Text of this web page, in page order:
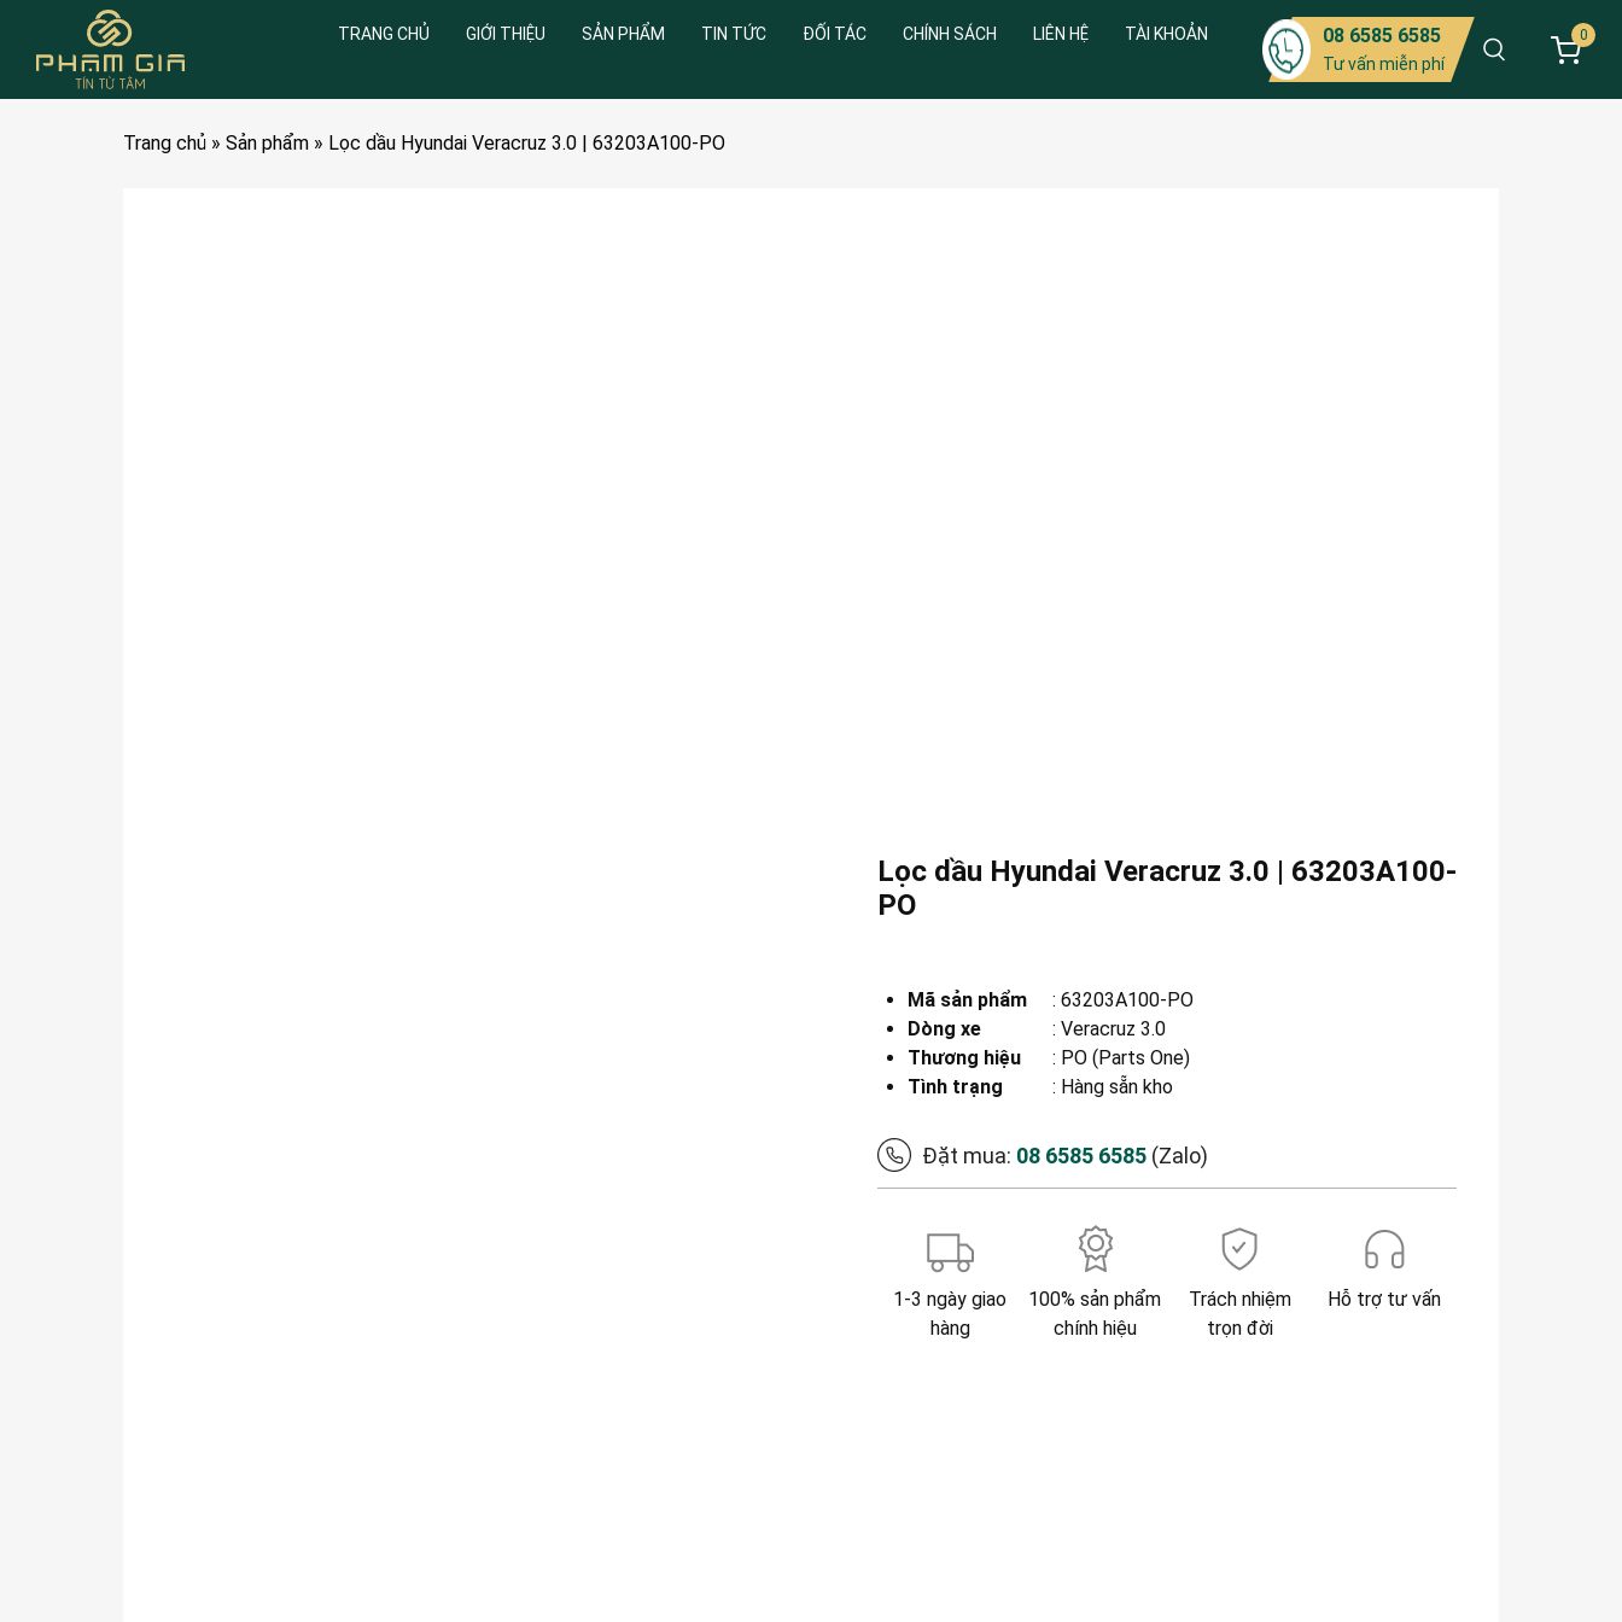
TRANG CHỦ GIỚI THIỆU SẢN PHẨM TIN TỨC ĐỐI TÁC CHÍNH SÁCH LIÊN HỆ TÀI KHOẢN 08 6585 6585
Tư vấn miễn phí
0
Trang chủ » Sản phẩm » Lọc dầu Hyundai Veracruz 3.0 | 63203A100-PO
Lọc dầu Hyundai Veracruz 3.0 | 63203A100-
PO
Mã sản phẩm : 63203A100-PO
Dòng xe
: Veracruz 3.0
Thương hiệu
: PO (Parts One)
Tình trạng
: Hàng sẵn kho
Đặt mua: 08 6585 6585 (Zalo)
1-3 ngày giao
hàng
100% sản phẩm
chính hiệu
Trách nhiệm
trọn đời
Hỗ trợ tư vấn